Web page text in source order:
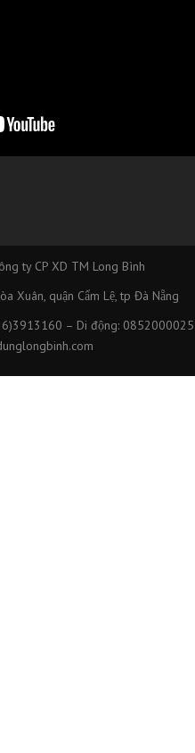
ty CP XD TM Long Bình
Xuân, quận Cẩm Lệ, tp Đà Nẵng
– Di động: 0852000025